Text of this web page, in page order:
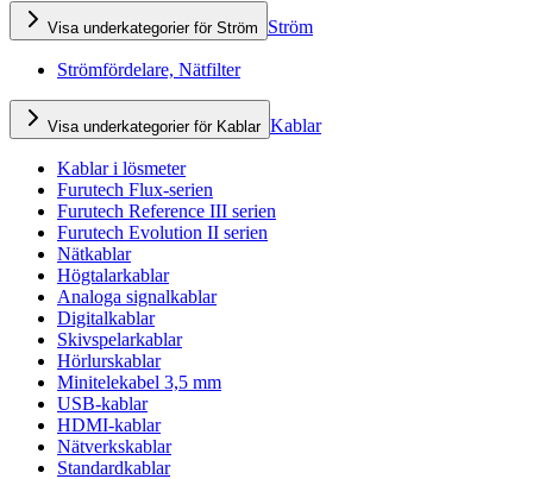
Visa underkategorier för Ström Ström
Strömfördelare, Nätfilter
Visa underkategorier för Kablar Kablar
Kablar i lösmeter
Furutech Flux-serien
Furutech Reference III serien
Furutech Evolution II serien
Nätkablar
Högtalarkablar
Analoga signalkablar
Digitalkablar
Skivspelarkablar
Hörlurskablar
Minitelekabel 3,5 mm
USB-kablar
HDMI-kablar
Nätverkskablar
Standardkablar